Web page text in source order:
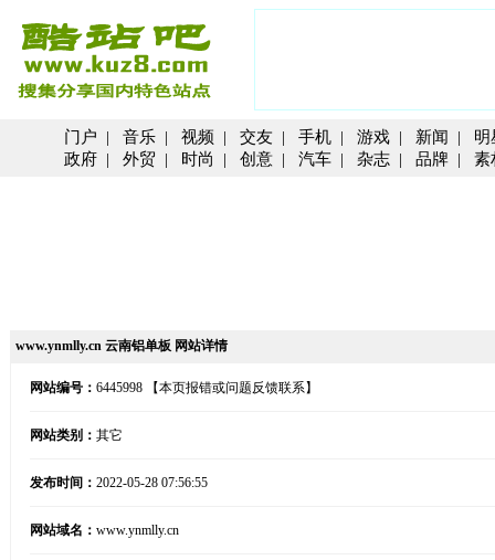
门户 | 音乐 | 视频 | 交友 | 手机 | 游戏 | 新闻 | 明
政府 | 外贸 | 时尚 | 创意 | 汽车 | 杂志 | 品牌 | 素
www.ynmlly.cn 云南铝单板 网站详情
网站编号： 6445998 【本页报错或问题反馈联系】
网站类别： 其它
发布时间： 2022-05-28 07:56:55
网站域名： www.ynmlly.cn